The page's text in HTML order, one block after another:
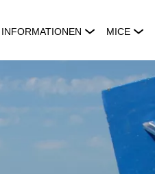
MICE